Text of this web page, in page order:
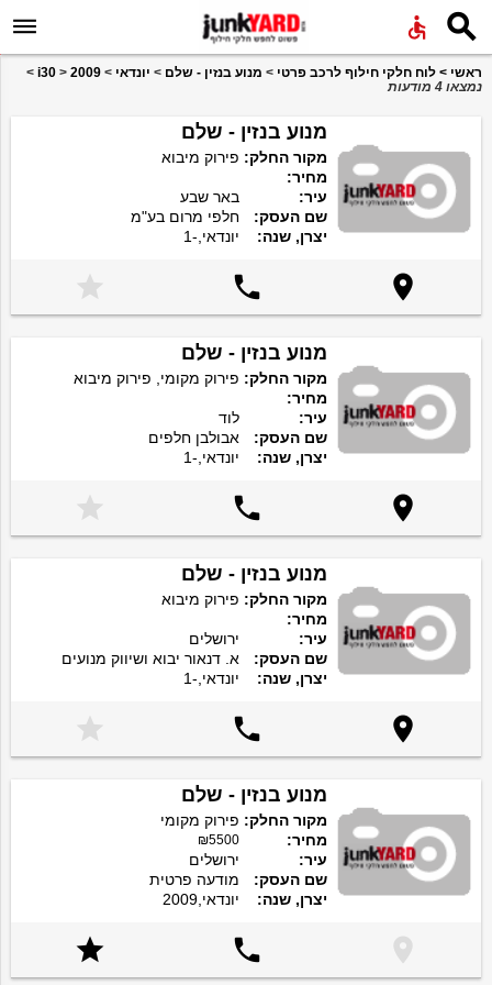
 
ראשי > לוח חלקי חילוף לרכב פרטי > מנוע בנזין - שלם > יונדאי >
i30 > 2009
>
נמצאו 4 מודעות
מנוע בנזין - שלם
מקור החלק: פירוק מיבוא
מחיר:
עיר:
באר שבע
שם העסק:
חלפי מרום בע"מ
יצרן, שנה:
יונדאי,-1



מנוע בנזין - שלם
מקור החלק: פירוק מקומי, פירוק מיבוא
מחיר:
עיר:
לוד
שם העסק:
אבולבן חלפים
יצרן, שנה:
יונדאי,-1



מנוע בנזין - שלם
מקור החלק: פירוק מיבוא
מחיר:
עיר:
ירושלים
שם העסק:
א. דנאור יבוא ושיווק מנועים
יצרן, שנה:
יונדאי,-1



מנוע בנזין - שלם
מקור החלק: פירוק מקומי
מחיר:
₪5500
עיר:
ירושלים
שם העסק:
מודעה פרטית
יצרן, שנה:
יונדאי,2009


